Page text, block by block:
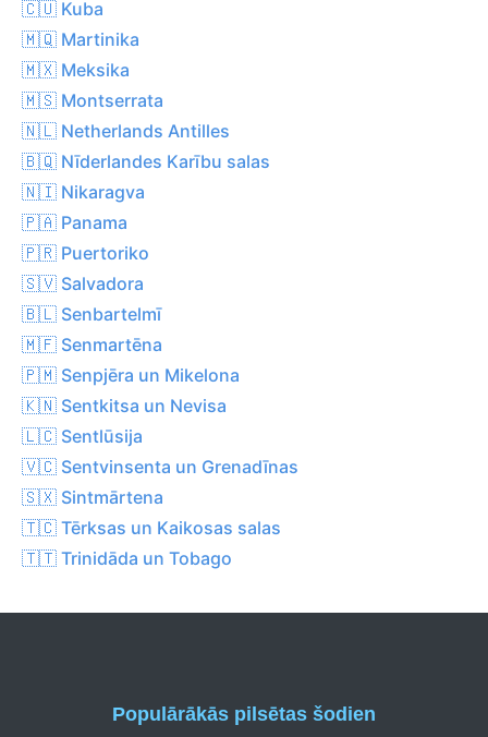
🇨🇺 Kuba
🇲🇶 Martinika
🇲🇽 Meksika
🇲🇸 Montserrata
🇳🇱 Netherlands Antilles
🇧🇶 Nīderlandes Karību salas
🇳🇮 Nikaragva
🇵🇦 Panama
🇵🇷 Puertoriko
🇸🇻 Salvadora
🇧🇱 Senbartelmī
🇲🇫 Senmartēna
🇵🇲 Senpjēra un Mikelona
🇰🇳 Sentkitsa un Nevisa
🇱🇨 Sentlūsija
🇻🇨 Sentvinsenta un Grenadīnas
🇸🇽 Sintmārtena
🇹🇨 Tērksas un Kaikosas salas
🇹🇹 Trinidāda un Tobago
Populārākās pilsētas šodien